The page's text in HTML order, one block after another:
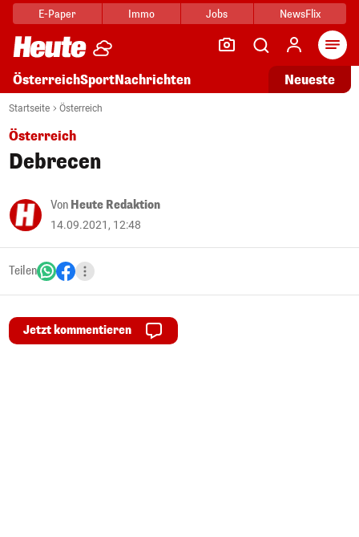
E-Paper Immo Jobs NewsFlix
ÖsterreichSportNachrichten Neueste
Startseite Österreich
Österreich
Debrecen
Von Heute Redaktion
14.09.2021, 12:48
Teilen
Jetzt kommentieren